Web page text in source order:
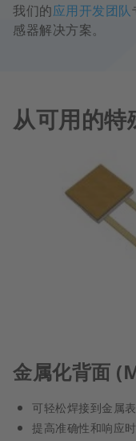
我们的应用开发团队
感器解决方案。
从可用的特
金属化背面
可轻松焊接到金属
提高准确性和响应